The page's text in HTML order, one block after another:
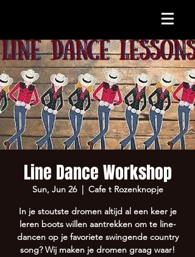
Line Dance Workshop
Sun, Jun 26
  |
Cafe t Rozenknopje
In je stoutste dromen altijd al een keer je
leren boots willen aantrekken om te line-
dancen op je favoriete swingende country
song? Wij maken je dromen graag waar!